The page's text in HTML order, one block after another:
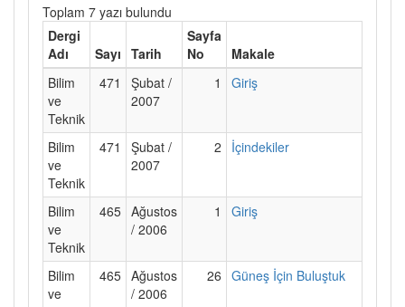
Toplam 7 yazı bulundu
Dergi
Adı
Sayı Tarih
Sayfa
No
Makale
Bilim
ve
Teknik
471
Şubat /
2007
1 Giriş
Bilim
ve
Teknik
471
Şubat /
2007
2 İçindekiler
Bilim
ve
Teknik
465 Ağustos
/ 2006
1 Giriş
Bilim
ve
465 Ağustos
/ 2006
26 Güneş İçin Buluştuk